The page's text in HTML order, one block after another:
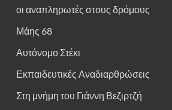
οι αναπληρωτές στους δρόμους
Μάης 68
Αυτόνομο Στέκι
Εκπαιδευτικές Αναδιαρθρώσεις
Στη μνήμη του Γιάννη Βεζιρτζή